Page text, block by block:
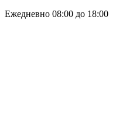
Ежедневно 08:00 до 18:00